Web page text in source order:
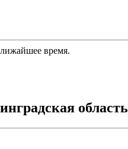
время.
область